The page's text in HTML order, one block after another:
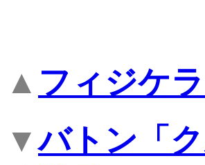
▲ フィジケ
▼バトン「